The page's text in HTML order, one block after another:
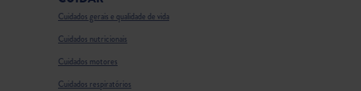
Cuidados gerais e qualidade de vida
Cuidados nutricionais
Cuidados motores
Cuidados respiratórios